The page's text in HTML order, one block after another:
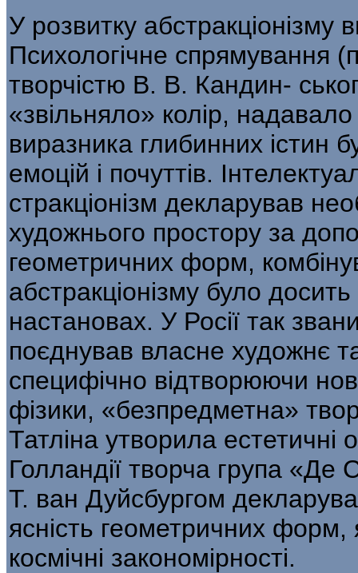
У розвитку
Психо­логічне спрямування
творчістю В. В. Кандин-
«звільняло» колір,
виразника глибинних істин
емоцій і почуттів.
стракціонізм декларував
художнього простору за
геометричних форм,
абстракціонізму було
настановах. У Росії так
поєднував власне художнє
специфічно відтворюючи
фізики, «без­предметна»
Татліна утворила естетичні
Голландії творча група
Т. ван Дуйсбургом
ясність геометричних форм,
космічні закономірності.